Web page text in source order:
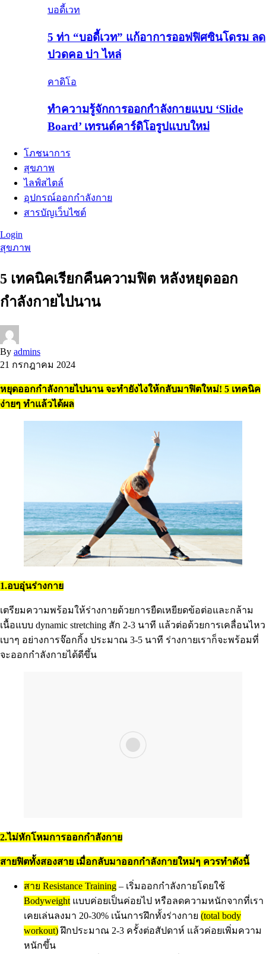
บอดี้เวท
5 ท่า “บอดี้เวท” แก้อาการออฟฟิศซินโดรม ลด
ปวดคอ บ่า ไหล่
คาดิโอ
ทำความรู้จักการออกกำลังกายแบบ ‘Slide
Board’ เทรนด์คาร์ดิโอรูปแบบใหม่
โภชนาการ
สุขภาพ
ไลฟ์สไตล์
อุปกรณ์ออกกำลังกาย
สารบัญเว็บไซต์
Login
สุขภาพ
5 เทคนิคเรียกคืนความฟิต หลังหยุดออก
กำลังกายไปนาน
By admins
21 กรกฎาคม 2024
หยุดออกกำลังกายไปนาน จะทำยังไงให้กลับมาฟิตใหม่! 5 เทคนิค
ง่ายๆ ทำแล้วได้ผล
1.อบอุ่นร่างกาย
เตรียมความพร้อมให้ร่างกายด้วยการยืดเหยียดข้อต่อและกล้าม
เนื้อแบบ dynamic stretching สัก 2-3 นาที แล้วต่อด้วยการเคลื่อนไหว
เบาๆ อย่างการจ๊อกกิ้ง ประมาณ 3-5 นาที ร่างกายเราก็จะพร้อมที่
จะออกกำลังกายได้ดีขึ้น
2.ไม่หักโหมการออกกำลังกาย
สายฟิตทั้งสองสาย เมื่อกลับมาออกกำลังกายใหม่ๆ ควรทำดังนี้
สาย Resistance Training – เริ่มออกกำลังกายโดยใช้
Bodyweight แบบค่อยเป็นค่อยไป หรือลดความหนักจากที่เรา
เคยเล่นลงมา 20-30% เน้นการฝึกทั้งร่างกาย (total body
workout)ฝึกประมาณ 2-3 ครั้งต่อสัปดาห์ แล้วค่อยเพิ่มความ
หนักขึ้น